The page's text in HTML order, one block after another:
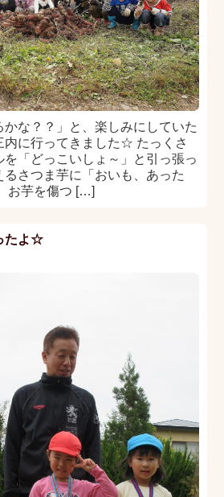
かな？？」と、楽しみにしていた
内に行ってきました☆ たっくさ
を「どっこいしょ～」と引っ張っ
さつま芋に「おいも、あった
お芋を傷つ […]
たよ☆